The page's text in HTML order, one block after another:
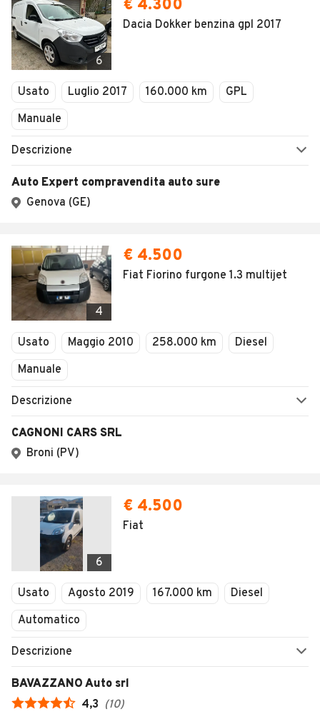
6
€ 4.300
Dacia Dokker benzina gpl 2017
Usato Luglio 2017 160.000 km
GPL
Manuale
Descrizione
Auto Expert compravendita auto sure
Genova (GE)
4
€ 4.500
Fiat Fiorino furgone 1.3 multijet
Usato Maggio 2010 258.000 km
Diesel
Manuale
Descrizione
CAGNONI CARS SRL
Broni (PV)
6
€ 4.500
Fiat
Usato Agosto 2019 167.000 km
Diesel
Automatico
Descrizione
BAVAZZANO Auto srl
4,3 (10)